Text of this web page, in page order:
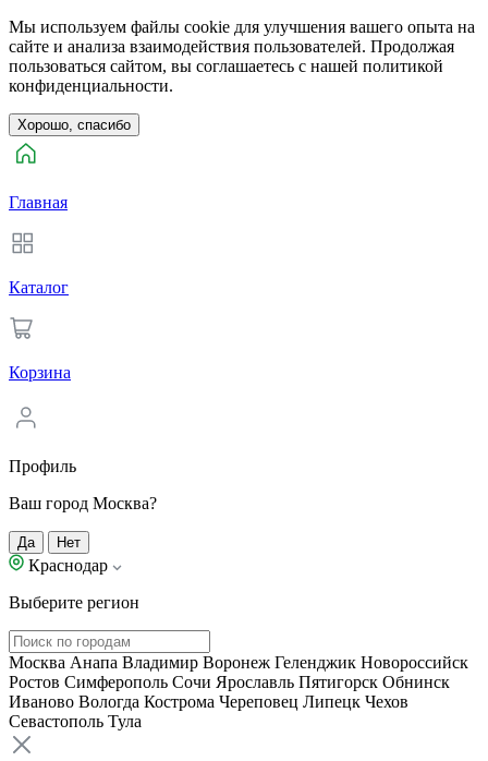
Мы используем файлы cookie для улучшения вашего опыта на
сайте и анализа взаимодействия пользователей. Продолжая
пользоваться сайтом, вы соглашаетесь с нашей политикой
конфиденциальности.
Хорошо, спасибо
Главная
Каталог
Корзина
Профиль
Ваш город Москва?
Да Нет
Краснодар
Выберите регион
Москва Анапа Владимир Воронеж Геленджик Новороссийск
Ростов Симферополь Сочи Ярославль Пятигорск Обнинск
Иваново Вологда Кострома Череповец Липецк Чехов
Севастополь Тула